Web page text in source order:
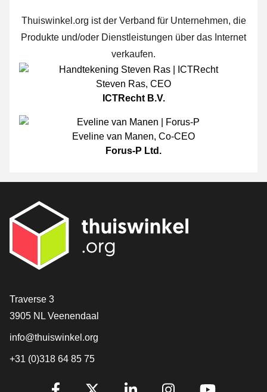
Thuiswinkel.org ist der Verband für Unternehmen, die
Produkte und/oder Dienstleistungen über das Internet
verkaufen.
Steven Ras, CEO
ICTRecht B.V.
Eveline van Manen, Co-CEO
Forus-P Ltd.
[_General:Contact]
Traverse 3
3905 NL Veenendaal
info@thuiswinkel.org
+31 (0)318 64 85 75
[_General:SocialMediaTitle]